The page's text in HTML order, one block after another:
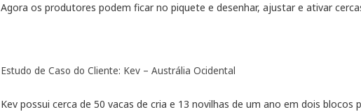
Agora os produtores podem ficar no piquete e desenhar, ajustar e ativar
Estudo de Caso do Cliente: Kev – Austrália Ocidental
Kev possui cerca de 50 vacas de cria e 13 novilhas de um ano em dois blocos